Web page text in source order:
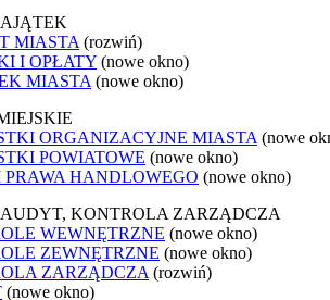
MIASTA (rozwiń)
I OPŁATY (nowe okno)
MIASTA (nowe okno)
ORGANIZACYJNE MIASTA (nowe
POWIATOWE (nowe okno)
PRAWA HANDLOWEGO (nowe okno)
KONTROLA ZARZĄDCZA
WEWNĘTRZNE (nowe okno)
ZEWNĘTRZNE (nowe okno)
ZARZĄDCZA (rozwiń)
(nowe okno)